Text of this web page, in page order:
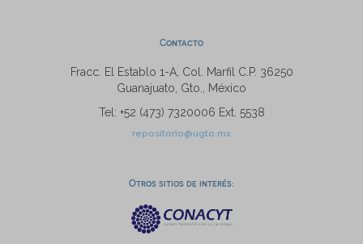
Contacto
Fracc. El Establo 1-A, Col. Marfil C.P. 36250
Guanajuato, Gto., México
Tel: +52 (473) 7320006 Ext. 5538
repositorio@ugto.mx
Otros sitios de interés: